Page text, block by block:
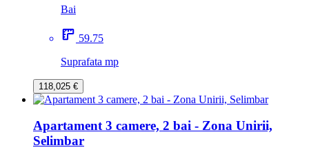
Bai
59.75
Suprafata mp
118,025 €
Apartament 3 camere, 2 bai - Zona Unirii,
Selimbar